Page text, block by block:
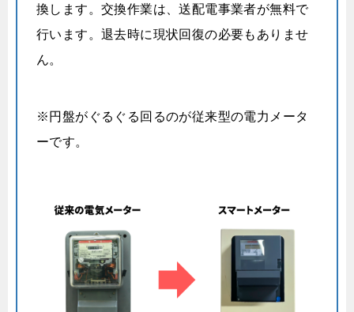
換します。交換作業は、送配電事業者が無料で
行います。退去時に現状回復の必要もありませ
ん。
※円盤がぐるぐる回るのが従来型の電力メータ
ーです。